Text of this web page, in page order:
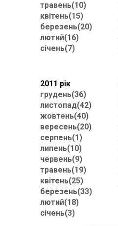
травень(10)
квітень(15)
березень(20)
лютий(16)
січень(7)
2011 рік
грудень(36)
листопад(42)
жовтень(40)
вересень(20)
серпень(1)
липень(10)
червень(9)
травень(19)
квітень(25)
березень(33)
лютий(18)
січень(3)